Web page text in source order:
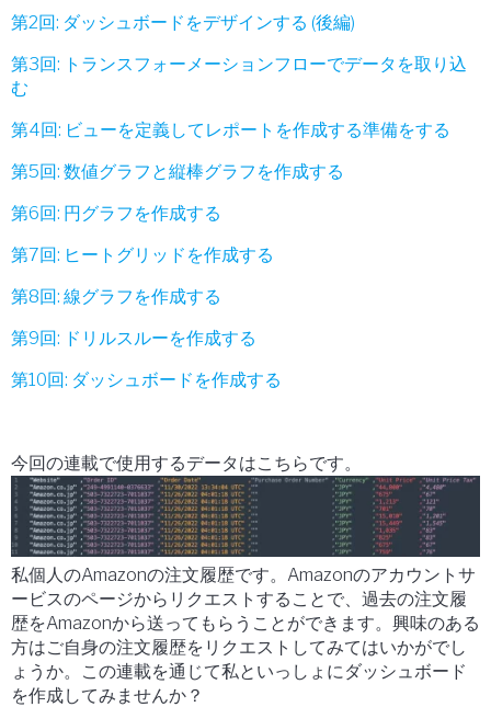
第2回: ダッシュボードをデザインする (後編)
第3回: トランスフォーメーションフローでデータを取り込
む
第4回: ビューを定義してレポートを作成する準備をする
第5回: 数値グラフと縦棒グラフを作成する
第6回: 円グラフを作成する
第7回: ヒートグリッドを作成する
第8回: 線グラフを作成する
第9回: ドリルスルーを作成する
第10回: ダッシュボードを作成する
今回の連載で使用するデータはこちらです。
私個人のAmazonの注文履歴です。 Amazonのアカウントサ
ービスのページからリクエストすることで、 過去の注文履
歴をAmazonから送ってもらうことができます。興味のある
方はご自身の注文履歴をリクエストしてみてはいかがでし
ょうか。この連載を通じて私といっしょにダッシュボード
を作成してみませんか？